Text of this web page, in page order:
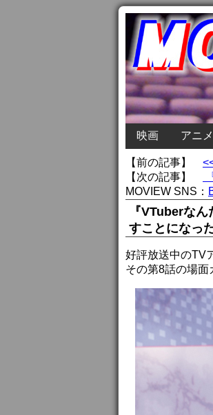
映画 アニメ
【前の記事】
【次の記事】
MOVIEW SNS：
『VTuberな
すことになっ
好評放送中のTV
その第8話の場面